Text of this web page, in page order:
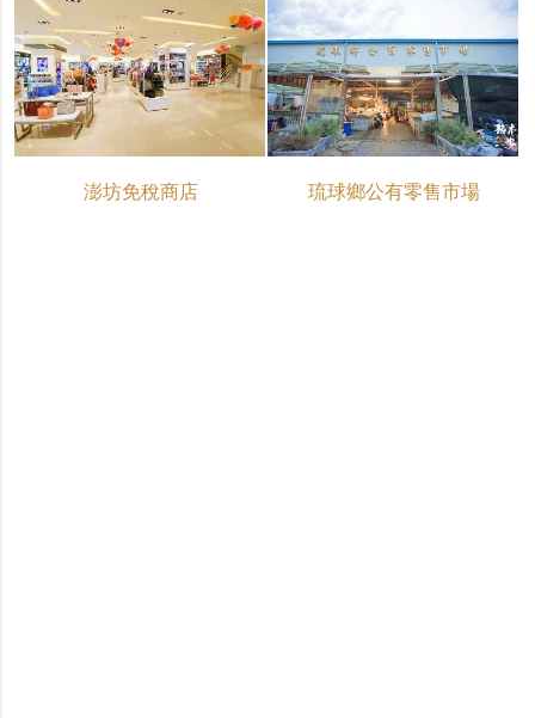
澎坊免稅商店 琉球鄉公有零售市場